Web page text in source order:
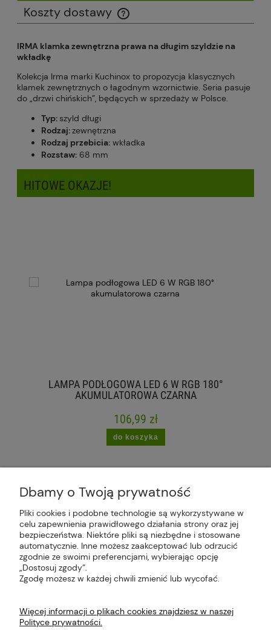
Koszty dostawy
Cena nie zawiera ewentualnych kosztów płatności
IRMA klamka zewnętrzna prawa na długim szyldzie na
wkładkę
Kolekcja Irma marki Kuchinox to propozycja klasycznych
klamek zewnętrznych o łagodnym wzornictwie. Seria pasuje
do „drzwi chińskich”, będących w sprzedaży w Polsce.
Typ: szyld długi
Rodzaj:zewnętrzna
Rodzaj przebicia: wkładka
Rozstaw: 68 mm
HITOWE OKAZJE!
LAMPA PODŁOGOWA LED 6 W RGB 180°
AKUMULATOROWA CZARNA
106,99 zł
do koszyka
Plus Market Sp. z o.o. | Zakręcie 2K, 22-300
Krasnystaw, woj. lubelskie | sklep@plus-market.pl
| tel: 607 770 953 | NIP: 5170405164
Dbamy o Twoją prywatność
Pliki cookies i podobne technologie są wykorzystywane w
celu zapewnienia prawidłowego działania strony oraz jej
bezpieczeństwa. Niektóre pliki są niezbędne i stosowane
automatycznie. Inne możesz zaakceptować lub odrzucić
zgodnie ze swoimi preferencjami, wybierając opcję
„Dostosuj zgody”.
Zgodę możesz w każdej chwili zmienić lub wycofać.
Więcej informacji o plikach cookies znajdziesz w naszej
Polityce prywatności.